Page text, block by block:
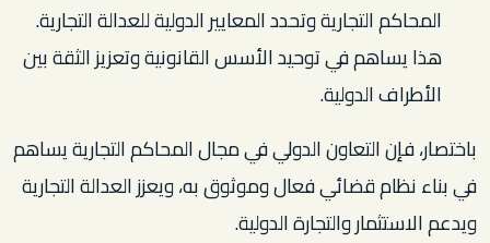
المحاكم التجارية وتحدد المعايير الدولية للعدالة التجارية.
هذا يساهم في توحيد الأسس القانونية وتعزيز الثقة بين
الأطراف الدولية.
باختصار، فإن التعاون الدولي في مجال المحاكم التجارية يساهم
في بناء نظام قضائي فعال وموثوق به، ويعزز العدالة التجارية
ويدعم الاستثمار والتجارة الدولية.